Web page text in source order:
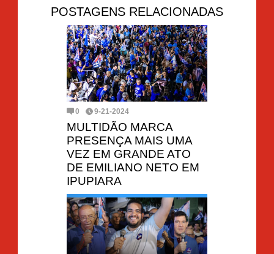
POSTAGENS RELACIONADAS
0 9-21-2024
MULTIDÃO MARCA
PRESENÇA MAIS UMA
VEZ EM GRANDE ATO
DE EMILIANO NETO EM
IPUPIARA